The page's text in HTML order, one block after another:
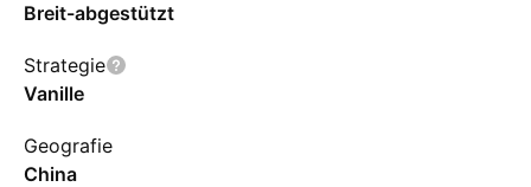
Breit-abgestützt
Strategie
Vanille
Geografie
China